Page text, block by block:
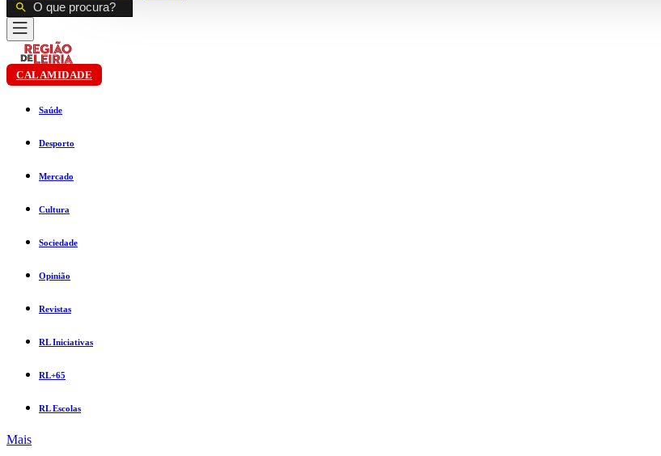
CALAMIDADE
Saúde
Desporto
Mercado
Cultura
Sociedade
Opinião
Revistas
RL Iniciativas
RL+65
RL Escolas
Mais